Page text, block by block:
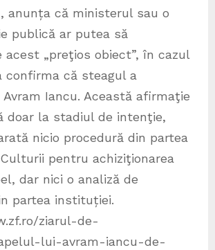
anunța că ministerul sau o
publică ar putea să
acest „preţios obiect”, în cazul
confirma că steagul a
Iancu. Această afirmaţie
doar la stadiul de intenţie,
nicio procedură din partea
pentru achiziţionarea
dar nici o analiză de
partea instituției.
ziarul-de-
lui-avram-iancu-de-